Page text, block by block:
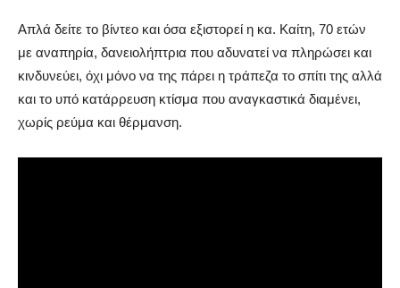
Απλά δείτε το βίντεο και όσα εξιστορεί η κα. Καίτη, 70 ετών
με αναπηρία, δανειολήπτρια που αδυνατεί να πληρώσει και
κινδυνεύει, όχι μόνο να της πάρει η τράπεζα το σπίτι της αλλά
και το υπό κατάρρευση κτίσμα που αναγκαστικά διαμένει,
χωρίς ρεύμα και θέρμανση.